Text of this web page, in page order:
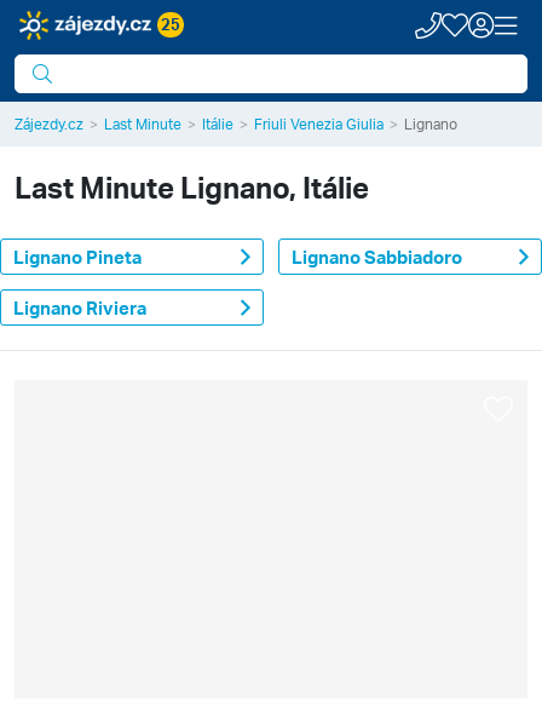
25
Zájezdy.cz Last Minute Itálie Friuli Venezia Giulia Lignano
Last MinuteLignano, Itálie
Lignano Pineta Lignano Sabbiadoro
Lignano Riviera